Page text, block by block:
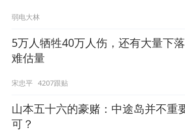
弱电大林
5万人牺牲40万人伤，还有大量下
难估量
宋忠平 4207跟贴
山本五十六的豪赌：中途岛并不重
可？